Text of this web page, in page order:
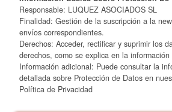
Responsable: LUQUEZ ASOCIADOS SL
Finalidad: Gestión de la suscripción a la
envíos correspondientes.
Derechos: Acceder, rectificar y suprimir los
derechos, como se explica en la
Información adicional: Puede consultar la
detallada sobre Protección de Datos en
Política de Privacidad